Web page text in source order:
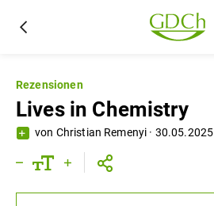
Rezensionen
Lives in Chemistry
von Christian Remenyi · 30.05.2025